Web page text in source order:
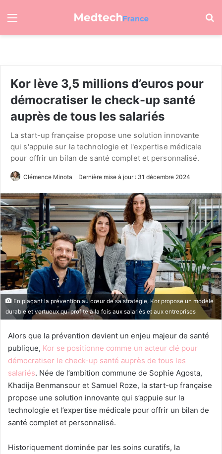
Menu
Kor lève 3,5 millions d’euros pour
démocratiser le check-up santé
auprès de tous les salariés
La start-up française propose une solution innovante
qui s'appuie sur la technologie et l'expertise médicale
pour offrir un bilan de santé complet et personnalisé.
Clémence Minota Dernière mise à jour : 31 décembre 2024
En plaçant la prévention au cœur de sa stratégie, Kor propose un modèle
durable et vertueux qui profite à la fois aux salariés et aux entreprises
Alors que la prévention devient un enjeu majeur de santé
publique, Kor se positionne comme un acteur clé pour
démocratiser le check-up santé auprès de tous les
salariés. Née de l’ambition commune de Sophie Agosta,
Khadija Benmansour et Samuel Roze, la start-up française
propose une solution innovante qui s’appuie sur la
technologie et l’expertise médicale pour offrir un bilan de
santé complet et personnalisé.
Historiquement dominée par les soins curatifs, la